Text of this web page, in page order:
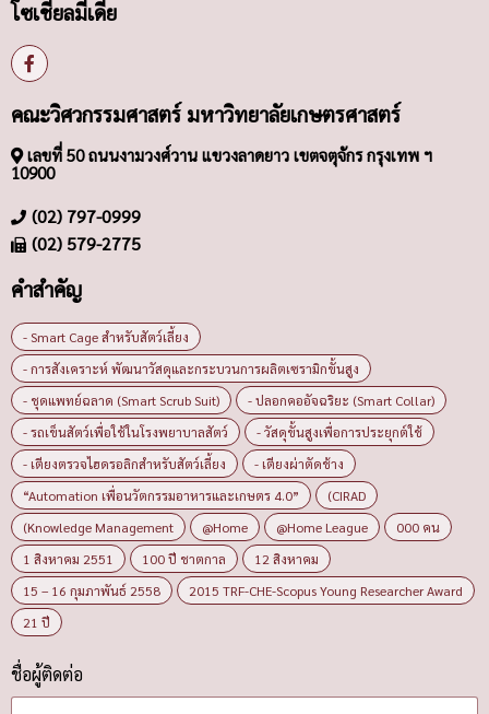
โซเชียลมีเดีย
คณะวิศวกรรมศาสตร์ มหาวิทยาลัยเกษตรศาสตร์
เลขที่ 50 ถนนงามวงศ์วาน แขวงลาดยาว เขตจตุจักร กรุงเทพ ฯ
10900
(02) 797-0999
(02) 579-2775
คำสำคัญ
- Smart Cage สำหรับสัตว์เลี้ยง
- การสังเคราะห์ พัฒนาวัสดุและกระบวนการผลิตเซรามิกขั้นสูง
- ชุดแพทย์ฉลาด (Smart Scrub Suit)
- ปลอกคออัจฉริยะ (Smart Collar)
- รถเข็นสัตว์เพื่อใช้ในโรงพยาบาลสัตว์
- วัสดุขั้นสูงเพื่อการประยุกต์ใช้
- เตียงตรวจไฮดรอลิกสำหรับสัตว์เลี้ยง
- เตียงผ่าตัดช้าง
“Automation เพื่อนวัตกรรมอาหารและเกษตร 4.0”
(CIRAD
(Knowledge Management
@Home @Home League
000 คน
1 สิงหาคม 2551
100 ปี ชาตกาล
12 สิงหาคม
15 – 16 กุมภาพันธ์ 2558
2015 TRF-CHE-Scopus Young Researcher Award
21 ปี
ชื่อผู้ติดต่อ